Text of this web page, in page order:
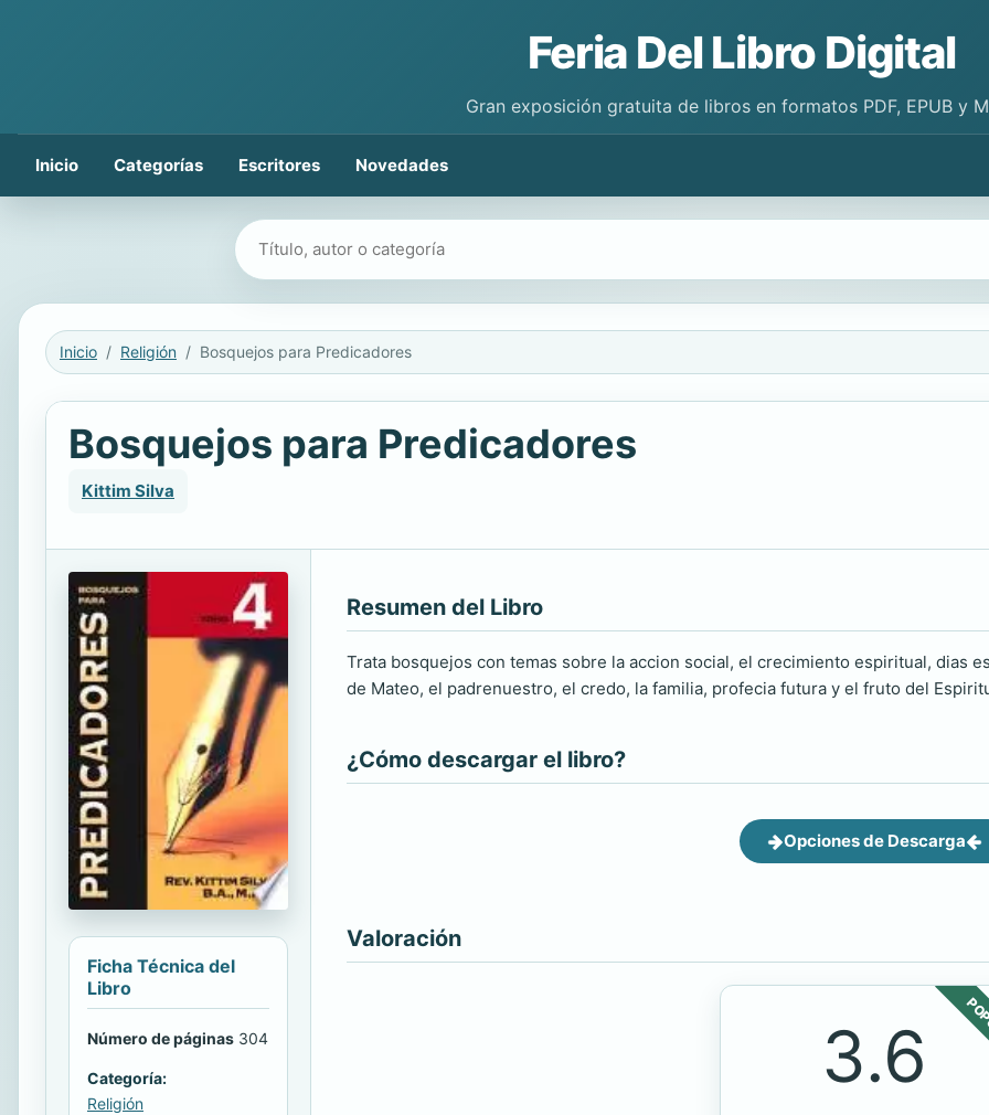
Feria Del Libro Digital
Gran exposición gratuita de libros en formatos PDF, EPUB y
Inicio Categorías Escritores Novedades
Buscar libros
Inicio Religión Bosquejos para Predicadores
Bosquejos para Predicadores
Kittim Silva
Ficha Técnica del
Libro
Número de páginas 304
Categoría:
Religión
Resumen del Libro
Trata bosquejos con temas sobre la accion social, el crecimiento espiritual, dias
de Mateo, el padrenuestro, el credo, la familia, profecia futura y el fruto del
¿Cómo descargar el libro?
Opciones de Descarga
Valoración
3.6